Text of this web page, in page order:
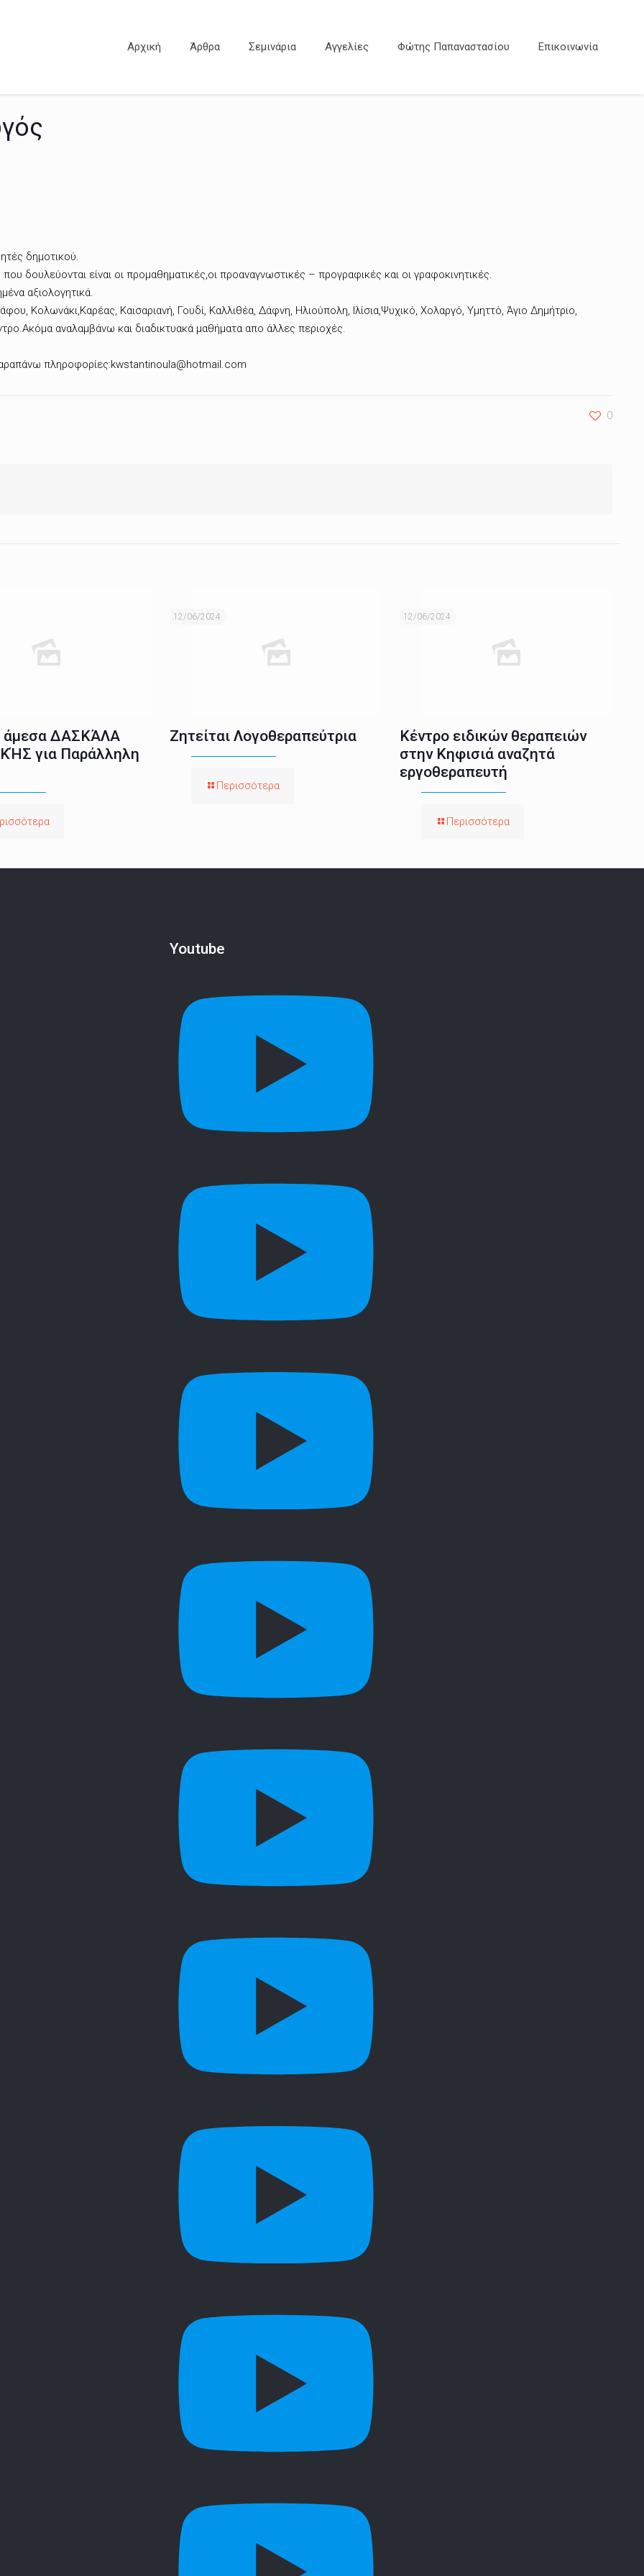
Αρχική Άρθρα Σεμινάρια Αγγελίες Φώτης Παπαναστασίου Επικοινωνία
δημοτικού.
δουλεύονται είναι οι προμαθηματικές,οι προαναγνωστικές – προγραφικές και οι γραφοκινητικές.
αξιολογητικά.
Κολωνάκι,Καρέας, Καισαριανή, Γουδί, Καλλιθέα, Δάφνη, Ηλιούπολη, Ιλίσια,Ψυχικό, Χολαργό, Υμηττό, Άγιο Δημήτριο,
αναλαμβάνω και διαδικτυακά μαθήματα απο άλλες περιοχές.
πληροφορίες:kwstantinoula@hotmail.com
0
άμεσα ΔΑΣΚΆΛΑ
για Παράλληλη
12/06/2024
Ζητείται Λογοθεραπεύτρια
Περισσότερα
12/06/2024
Κέντρο ειδικών θεραπειών
στην Κηφισιά αναζητά
εργοθεραπευτή
Περισσότερα
Youtube